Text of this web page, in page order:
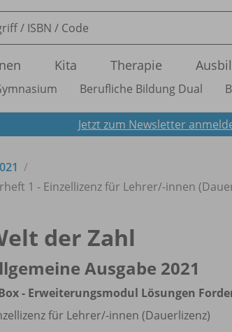
Kita Therapie
Berufliche Bildung Dual
Jetzt zum Newsletter
1 - Einzellizenz für Lehrer/-innen
der Zahl
Ausgabe 2021
- Erweiterungsmodul Lösungen
für Lehrer/-innen (Dauerlizenz)